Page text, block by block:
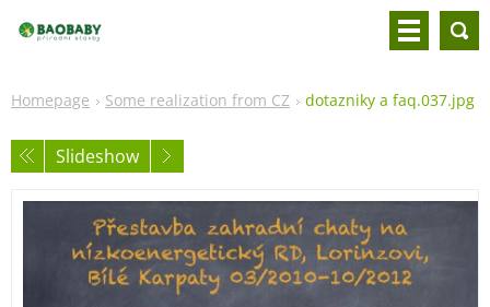
Homepage Some realization from CZ dotazniky a faq.037.jpg
Slideshow